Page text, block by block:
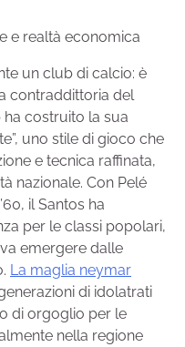
e realtà economica
un club di calcio: è
contraddittoria del
ha costruito la sua
uno stile di gioco che
e tecnica raffinata,
nazionale. Con Pelé
il Santos ha
per le classi popolari,
emergere dalle
La maglia neymar
di idolatrati
di orgoglio per le
nella regione